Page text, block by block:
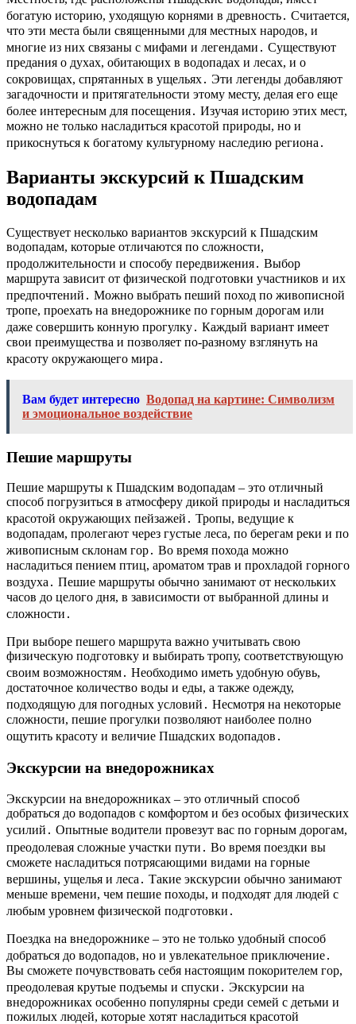
богатую историю, уходящую корнями в древность․ Считается,
что эти места были священными для местных народов, и
многие из них связаны с мифами и легендами․ Существуют
предания о духах, обитающих в водопадах и лесах, и о
сокровищах, спрятанных в ущельях․ Эти легенды добавляют
загадочности и притягательности этому месту, делая его еще
более интересным для посещения․ Изучая историю этих мест,
можно не только насладиться красотой природы, но и
прикоснуться к богатому культурному наследию региона․
Варианты экскурсий к Пшадским
водопадам
Существует несколько вариантов экскурсий к Пшадским
водопадам, которые отличаются по сложности,
продолжительности и способу передвижения․ Выбор
маршрута зависит от физической подготовки участников и их
предпочтений․ Можно выбрать пеший поход по живописной
тропе, проехать на внедорожнике по горным дорогам или
даже совершить конную прогулку․ Каждый вариант имеет
свои преимущества и позволяет по-разному взглянуть на
красоту окружающего мира․
Вам будет интересно Водопад на картине: Символизм
и эмоциональное воздействие
Пешие маршруты
Пешие маршруты к Пшадским водопадам – это отличный
способ погрузиться в атмосферу дикой природы и насладиться
красотой окружающих пейзажей․ Тропы, ведущие к
водопадам, пролегают через густые леса, по берегам реки и по
живописным склонам гор․ Во время похода можно
насладиться пением птиц, ароматом трав и прохладой горного
воздуха․ Пешие маршруты обычно занимают от нескольких
часов до целого дня, в зависимости от выбранной длины и
сложности․
При выборе пешего маршрута важно учитывать свою
физическую подготовку и выбирать тропу, соответствующую
своим возможностям․ Необходимо иметь удобную обувь,
достаточное количество воды и еды, а также одежду,
подходящую для погодных условий․ Несмотря на некоторые
сложности, пешие прогулки позволяют наиболее полно
ощутить красоту и величие Пшадских водопадов․
Экскурсии на внедорожниках
Экскурсии на внедорожниках – это отличный способ
добраться до водопадов с комфортом и без особых физических
усилий․ Опытные водители провезут вас по горным дорогам,
преодолевая сложные участки пути․ Во время поездки вы
сможете насладиться потрясающими видами на горные
вершины, ущелья и леса․ Такие экскурсии обычно занимают
меньше времени, чем пешие походы, и подходят для людей с
любым уровнем физической подготовки․
Поездка на внедорожнике – это не только удобный способ
добраться до водопадов, но и увлекательное приключение․
Вы сможете почувствовать себя настоящим покорителем гор,
преодолевая крутые подъемы и спуски․ Экскурсии на
внедорожниках особенно популярны среди семей с детьми и
пожилых людей, которые хотят насладиться красотой